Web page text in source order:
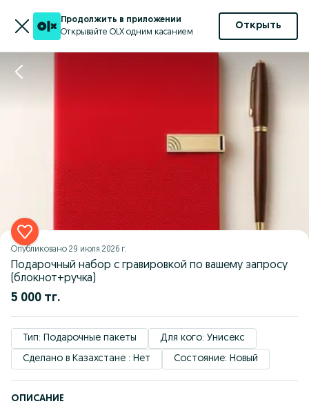
Продолжить в приложении
Открывайте OLX одним касанием
Открыть
Опубликовано 29 июля 2026 г.
Подарочный набор с гравировкой по вашему запросу
(блокнот+ручка)
5 000 тг.
Тип: Подарочные пакеты
Для кого: Унисекс
Сделано в Казахстане : Нет
Состояние: Новый
ОПИСАНИЕ